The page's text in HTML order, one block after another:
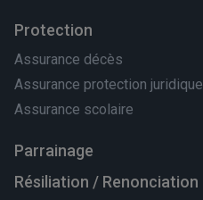
Protection
Assurance décès
Assurance protection juridique
Assurance scolaire
Parrainage
Résiliation / Renonciation